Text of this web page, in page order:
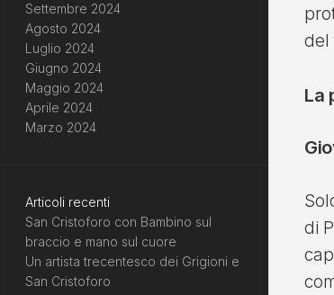
del
La
di
Settembre 2024
Agosto 2024
Luglio 2024
Giugno 2024
Maggio 2024
Aprile 2024
Marzo 2024
Articoli recenti
San Cristoforo con Bambino sul
braccio e mano sul cuore
Un artista trecentesco dei Grigioni e
San Cristoforo